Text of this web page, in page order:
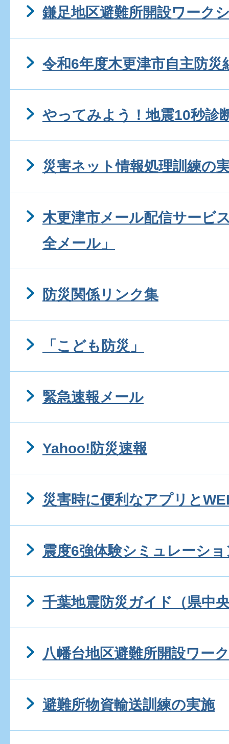
鎌足地区避難所開設ワーク
令和6年度木更津市自主防災
やってみよう！地震10秒診
災害ネット情報処理訓練の
木更津市メール配信サービ
全メール」
防災関係リンク集
「こども防災」
緊急速報メール
Yahoo!防災速報
災害時に便利なアプリと
震度6強体験シミュレーショ
千葉地震防災ガイド（県中
八幡台地区避難所開設ワー
避難所物資輸送訓練の実施